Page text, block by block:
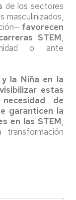
de los sectores
favorecen
STEM,
o ante
la Niña en la
visibilizar estas
de
garanticen la
en las STEM,
transformación